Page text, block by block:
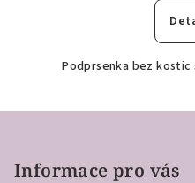
Podprsenka bez kostic
Informace pro vás